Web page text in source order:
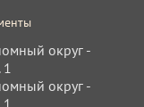
округ -
округ -